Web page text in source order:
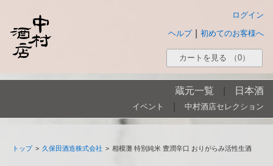
ログイン
初めてのお客様へ
ヘルプ
カートを見る （0）
蔵元一覧 日本酒
イベント 中村酒店セレクション
トップ > 久保田酒造株式会社 > 相模灘 特別純米 豊潤辛口 おりがらみ活性生酒